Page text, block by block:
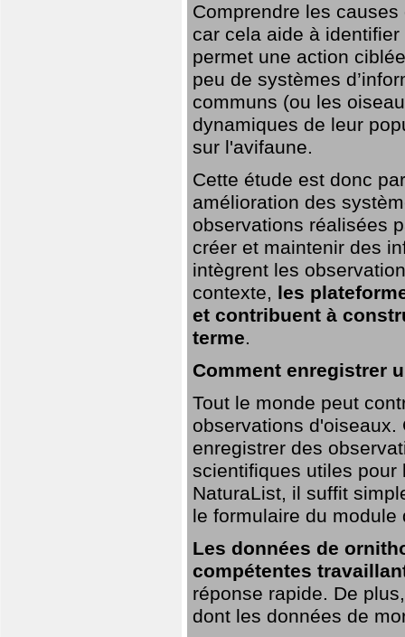
Comprendre les
car cela aide à
permet une action
peu de systèmes
communs (ou les
dynamiques de leur
sur l'avifaune.
Cette étude est donc
amélioration des
observations réalisées
créer et maintenir des
intègrent les
contexte, les
et contribuent à
terme.
Comment enregistrer
Tout le monde peut
observations
enregistrer des
scientifiques utiles pour
NaturaList, il suffit
le formulaire du module
Les données de
compétentes
réponse rapide. De
dont les données de